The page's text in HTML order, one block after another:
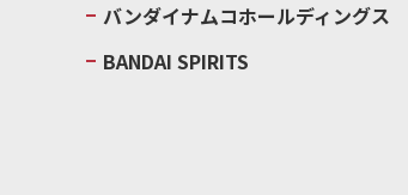
バンダイナムコホールディングス
BANDAI SPIRITS